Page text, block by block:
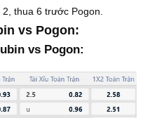
thua 6 trước Pogon.
vs Pogon:
vs Pogon: